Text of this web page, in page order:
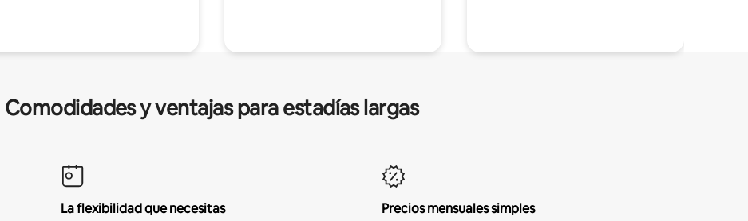
Comodidades y ventajas para estadías largas
La flexibilidad que necesitas
Precios mensuales simples